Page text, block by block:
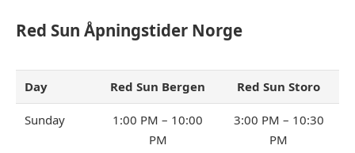
Red Sun Åpningstider Norge
Day Red Sun Bergen Red Sun Storo
Sunday
1:00 PM – 10:00
PM
3:00 PM – 10:30
PM